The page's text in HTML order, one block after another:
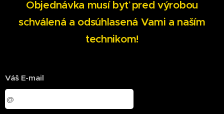
Objednávka musí byť pred výrobou
schválená a odsúhlasená Vami a naším
technikom!
Váš E-mail